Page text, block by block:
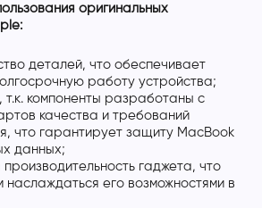
оригинальных
деталей, что обеспечивает
работу устройства;
т.к. компоненты разработаны с
качества и требований
что гарантирует защиту MacBook
данных;
гаджета, что
наслаждаться его возможностями в